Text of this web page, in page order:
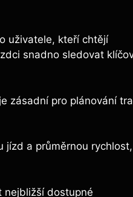
uživatele, kteří chtějí
snadno sledovat
zásadní pro plánování
jízd a průměrnou rychlost,
nejbližší dostupné